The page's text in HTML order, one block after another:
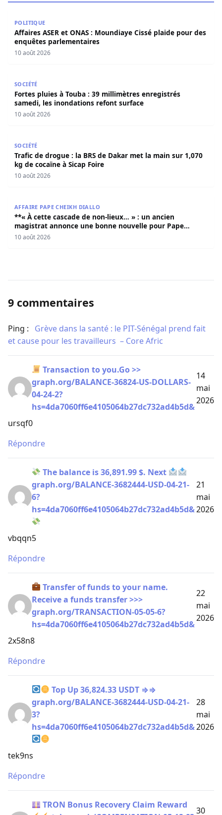
POLITIQUE
Affaires ASER et ONAS : Moundiaye Cissé plaide pour des
enquêtes parlementaires
10 août 2026
SOCIÉTÉ
Fortes pluies à Touba : 39 millimètres enregistrés
samedi, les inondations refont surface
10 août 2026
SOCIÉTÉ
Trafic de drogue : la BRS de Dakar met la main sur 1,070
kg de cocaïne à Sicap Foire
10 août 2026
AFFAIRE PAPE CHEIKH DIALLO
**« À cette cascade de non-lieux… » : un ancien
magistrat annonce une bonne nouvelle pour Pape
Cheikh Diallo et Cie**
10 août 2026
9 commentaires
Ping :
​Grève dans la santé : le PIT-Sénégal prend fait
et cause pour les travailleurs – Core Afric
Transaction to you.Go >>
graph.org/BALANCE-36824-US-DOLLARS-
04-24-2?
hs=4da7060ff6e4105064b27dc732ad4b5d&
14
mai
2026
ursqf0
Répondre
The balance is 36,891.99 $. Next
graph.org/BALANCE-3682444-USD-04-21-
6?
hs=4da7060ff6e4105064b27dc732ad4b5d&
21
mai
2026
vbqqn5
Répondre
Transfer of funds to your name.
Receive a funds transfer >>>
graph.org/TRANSACTION-05-05-6?
hs=4da7060ff6e4105064b27dc732ad4b5d&
22
mai
2026
2x58n8
Répondre
Top Up 36,824.33 USDT ⇒⇒
graph.org/BALANCE-3682444-USD-04-21-
3?
hs=4da7060ff6e4105064b27dc732ad4b5d&
28
mai
2026
tek9ns
Répondre
TRON Bonus Recovery Claim Reward
30